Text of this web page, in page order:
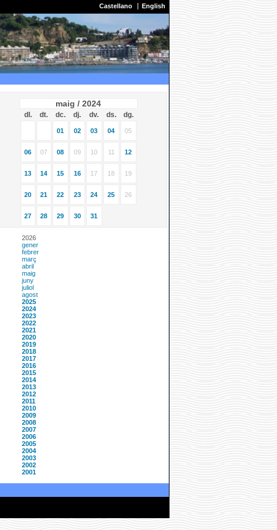
Castellano English
maig / 2024
dl. dt. dc. dj. dv. ds. dg.
01 02 03 04 05
06 07 08 09 10 11 12
13 14 15 16 17 18 19
20 21 22 23 24 25 26
27 28 29 30 31
2026
gener
febrer
març
abril
maig
juny
juliol
agost
2025
2024
2023
2022
2021
2020
2019
2018
2017
2016
2015
2014
2013
2012
2011
2010
2009
2008
2007
2006
2005
2004
2003
2002
2001